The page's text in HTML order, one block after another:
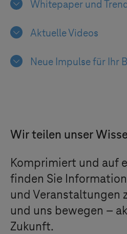
Whitepaper und
Aktuelle Videos
Neue Impulse für Ihr
Wir teilen unser
Komprimiert und auf
finden Sie
und Veranstaltungen
und uns bewegen –
Zukunft.